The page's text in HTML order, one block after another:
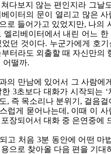
다보지 않는 편인지라 그날
이터의 문이 열리고 많은
로 들어가고 있었지만, 나의
엘리베이터에서 내린 어느
던 것이다. 누군가에게 호
터라도 외출할 때 자신만의
어떨까.
의 만남에 있어서 그 사람에
3초보다 대화가 시작되는
, 즉 목소리나 분위기, 걸음
럽게 묻어나는데, 이때 이
장되어서 대화 중 은연중에
고 처음 3분 동안에 어떤 마
으로 찾아올 다음 편을 기대